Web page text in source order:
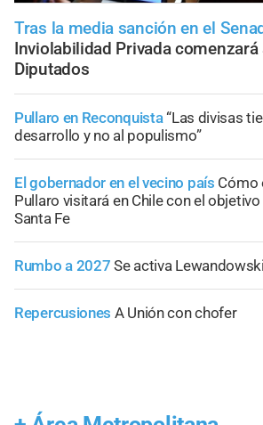
Tras la media sanción en el
Inviolabilidad Privada comenzará
Diputados
Pullaro en Reconquista“Las divisas
desarrollo y no al populismo”
El gobernador en el vecino país Cómo
Pullaro visitará en Chile con el
Santa Fe
Rumbo a 2027 Se activa Lewandowski
Repercusiones A Unión con chofer